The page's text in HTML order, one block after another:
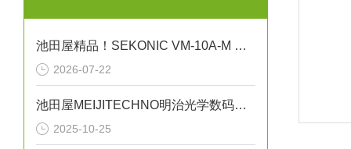
池田屋精品！SEKONIC VM-10A-M 振动式粘度计
2026-07-22
池田屋MEIJITECHNO明治光学数码变焦显微镜MS-40DR应用指南
2025-10-25